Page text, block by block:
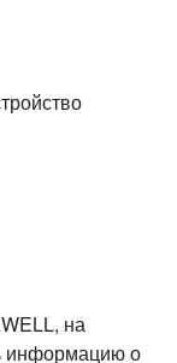
этом
на
информацию о